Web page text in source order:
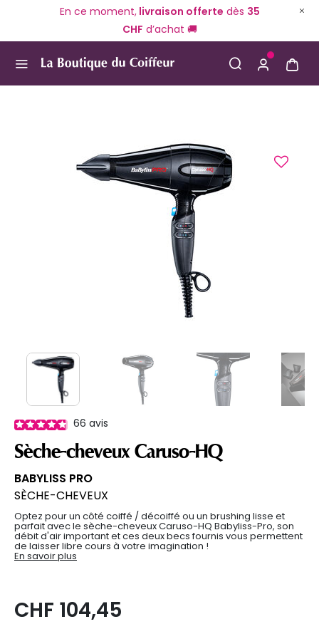
En ce moment,livraison offerte dès 35
CHF d’achat 🚚
66 avis
Sèche-cheveux Caruso-HQ
BABYLISS PRO
SÈCHE-CHEVEUX
Optez pour un côté coiffé / décoiffé ou un brushing lisse et
parfait avec le sèche-cheveux Caruso-HQ Babyliss-Pro, son
débit d'air important et ces deux becs fournis vous permettent
de laisser libre cours à votre imagination !
En savoir plus
CHF 104,45